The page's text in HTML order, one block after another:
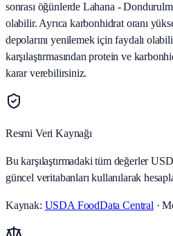
sonrası öğünlerde Lahana -
olabilir. Ayrıca karbonhidrat oranı
depolarını yenilemek için faydalı
karşılaştırmasından protein ve
karar verebilirsiniz.
Resmi Veri Kaynağı
Bu karşılaştırmadaki tüm değerler
güncel veritabanları kullanılarak
Kaynak: USDA FoodData Central ·